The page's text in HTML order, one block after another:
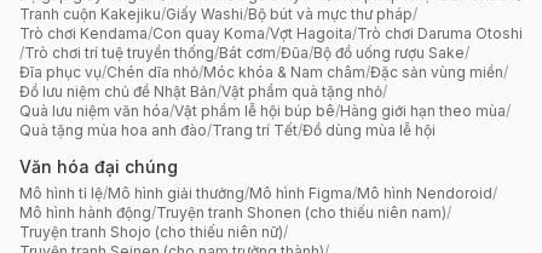
Tranh cuộn Kakejiku/Giấy Washi/Bộ bút và mực thư pháp/
Trò chơi Kendama/Con quay Koma/Vợt Hagoita/Trò chơi Daruma Otoshi
/Trò chơi trí tuệ truyền thống/Bát cơm/Đũa/Bộ đồ uống rượu Sake/
Đĩa phục vụ/Chén dĩa nhỏ/Móc khóa & Nam châm/Đặc sản vùng miền/
Đồ lưu niệm chủ đề Nhật Bản/Vật phẩm quà tặng nhỏ/
Quà lưu niệm văn hóa/Vật phẩm lễ hội búp bê/Hàng giới hạn theo mùa/
Quà tặng mùa hoa anh đào/Trang trí Tết/Đồ dùng mùa lễ hội
Văn hóa đại chúng
Mô hình tỉ lệ/Mô hình giải thưởng/Mô hình Figma/Mô hình Nendoroid/
Mô hình hành động/Truyện tranh Shonen (cho thiếu niên nam)/
Truyện tranh Shojo (cho thiếu niên nữ)/